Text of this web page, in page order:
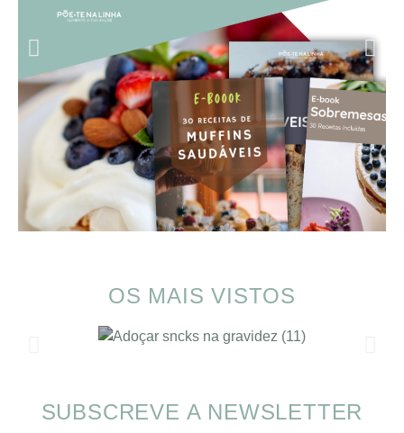
OS MAIS VISTOS
SOMP (SOP): 5 Ideias de Pequenos Almoços
SUBSCREVE A NEWSLETTER